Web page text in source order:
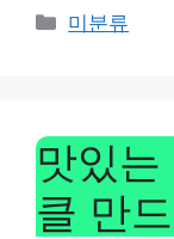
Categories
미분류
맛있는
클 만